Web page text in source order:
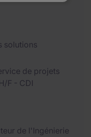
solutions
de projets
F - CDI
de l'Ingénierie